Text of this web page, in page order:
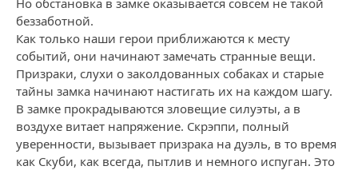
Но обстановка в замке оказывается совсем не такой
беззаботной.
Как только наши герои приближаются к месту
событий, они начинают замечать странные вещи.
Призраки, слухи о заколдованных собаках и старые
тайны замка начинают настигать их на каждом шагу.
В замке прокрадываются зловещие силуэты, а в
воздухе витает напряжение. Скрэппи, полный
уверенности, вызывает призрака на дуэль, в то время
как Скуби, как всегда, пытлив и немного испуган. Это